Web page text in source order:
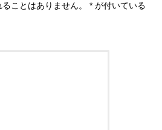
ことはありません。 * が付いている